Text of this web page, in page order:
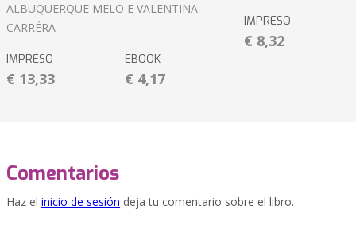
ALBUQUERQUE MELO E VALENTINA
CARRÉRA
IMPRESO
€ 13,33
EBOOK
€ 4,17
IMPRESO
€ 8,32
Comentarios
Haz el inicio de sesión deja tu comentario sobre el libro.